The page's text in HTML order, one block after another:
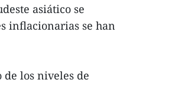
asiático se
inflacionarias se han
los niveles de